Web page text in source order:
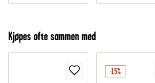
Kjøpes ofte sammen med
-15%